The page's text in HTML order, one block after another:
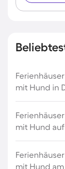
mit Hund in
mit Hund
mit Hund